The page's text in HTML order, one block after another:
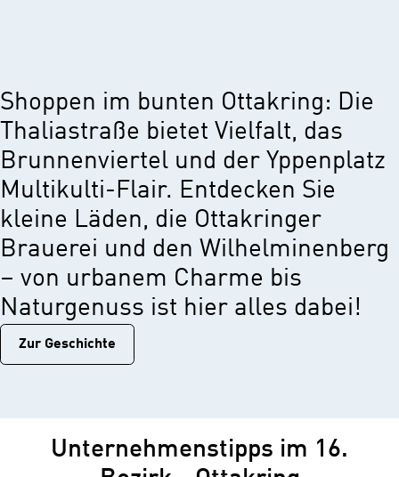
Shoppen im bunten Ottakring: Die
Thaliastraße bietet Vielfalt, das
Brunnenviertel und der Yppenplatz
Multikulti-Flair. Entdecken Sie
kleine Läden, die Ottakringer
Brauerei und den Wilhelminenberg
– von urbanem Charme bis
Naturgenuss ist hier alles dabei!
Zur Geschichtе
Unternehmenstipps im 16.